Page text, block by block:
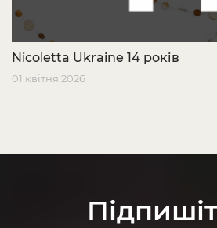
Nicoletta Ukraine 14 років
01 квітня 2026